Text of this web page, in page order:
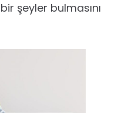
şeyler bulmasını